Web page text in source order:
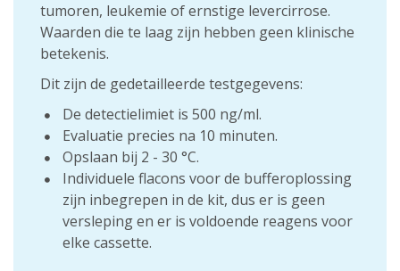
tumoren, leukemie of ernstige levercirrose.
Waarden die te laag zijn hebben geen klinische
betekenis.
Dit zijn de gedetailleerde testgegevens:
De detectielimiet is 500 ng/ml.
Evaluatie precies na 10 minuten.
Opslaan bij 2 - 30 °C.
Individuele flacons voor de bufferoplossing
zijn inbegrepen in de kit, dus er is geen
versleping en er is voldoende reagens voor
elke cassette.